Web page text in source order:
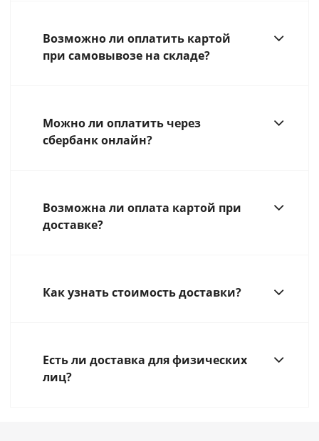
Возможно ли оплатить картой
при самовывозе на складе?
Можно ли оплатить через
сбербанк онлайн?
Возможна ли оплата картой при
доставке?
Как узнать стоимость доставки?
Есть ли доставка для физических
лиц?